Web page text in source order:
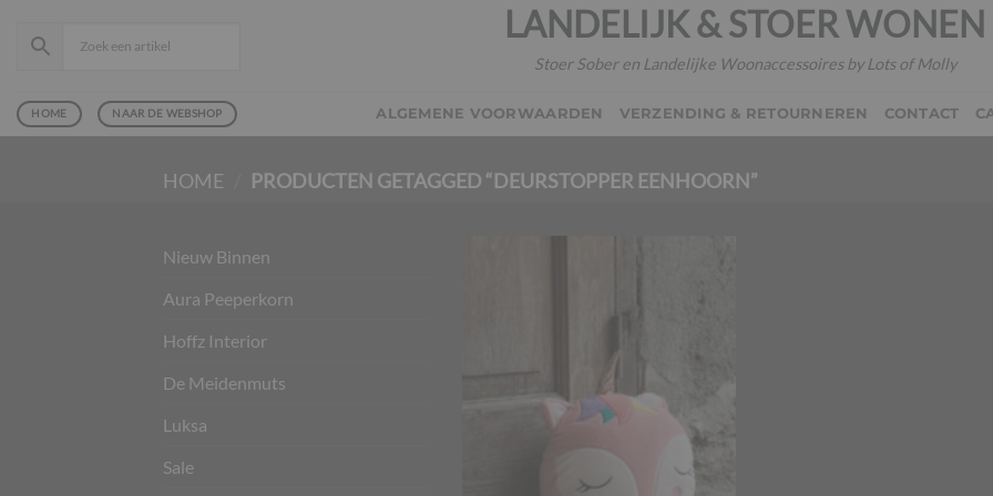
naar
LANDELIJK & STOER WONEN
Stoer Sober en Landelijke Woonaccessoires by Lots of Molly
HOME NAAR DE WEBSHOP ALGEMENE VOORWAARDEN VERZENDING & RETOURNEREN CONTACT
HOME PRODUCTEN GETAGGED “DEURSTOPPER EENHOORN”
Nieuw Binnen
Aura Peeperkorn
Hoffz Interior
De Meidenmuts
Luksa
Sale